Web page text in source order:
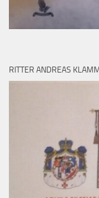
RITTER ANDREAS